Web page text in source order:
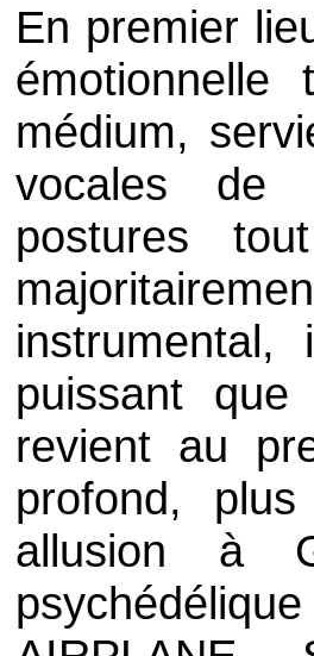
En premier
émotionnelle
médium,
vocales de
postures
puissant
revient au
profond,
allusion à